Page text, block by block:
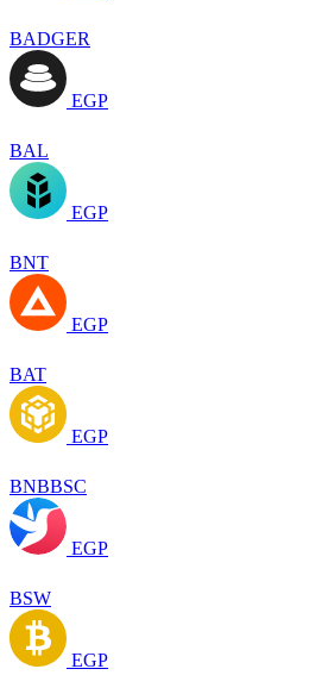
BADGER
EGP
BAL
EGP
BNT
EGP
BAT
EGP
BNBBSC
EGP
BSW
EGP